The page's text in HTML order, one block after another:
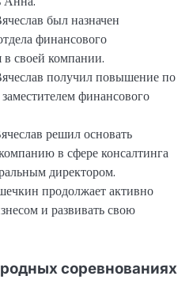
был назначен
финансового
своей компании.
получил повышение по
финансового
решил основать
в сфере консалтинга
директором.
продолжает активно
и развивать свою
соревнованиях